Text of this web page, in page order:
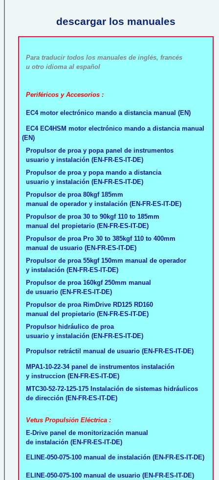
descargar los manuales
Para traducir todos los manuales de inglés, francés
u otro idioma al español
Periféricos y Accesorios :
EC4 motor electrónico mando a distancia manual (EN)
EC4 EC4HSM motor electrónico mando a distancia manual
(EN)
Propulsor de proa y popa panel de instrumentos
usuario y instalación (EN-FR-ES-IT-DE)
Propulsor de proa y popa mando a distancia
usuario y instalación (EN-FR-ES-IT-DE)
Propulsor de proa 80kgf 185mm
manual de operador y instalación (EN-FR-ES-IT-DE)
Propulsor de proa 30 to 90kgf 110 to 185mm
manual del propietario (EN-FR-ES-IT-DE)
Propulsor de proa Pro 30 to 385kgf 110 to 400mm
manual de usuario (EN-FR-ES-IT-DE)
Propulsor de proa 55kgf 150mm manual de operador
y instalación (EN-FR-ES-IT-DE)
Propulsor de proa 160kgf 250mm manual
de usuario (EN-FR-ES-IT-DE)
Propulsor de proa RimDrive RD125 RD160
manual del propietario (EN-FR-ES-IT-DE)
Propulsor hidráulico de proa
usuario y instalación (EN-FR-ES-IT-DE)
Propulsor retráctil manual de usuario (EN-FR-ES-IT-DE)
MPA1-10-22-34 panel de instrumentos instalación
y instruccion (EN-FR-ES-IT-DE)
MTC30-52-72-125-175 Instalación de sistemas hidráulicos
de dirección (EN-FR-ES-IT-DE)
Vetus Propulsión Eléctrica :
E-Drive panel de monitorización manual
de instalación (EN-FR-ES-IT-DE)
ELINE-050-075-100 manual de instalación (EN-FR-ES-IT-DE)
ELINE-050-075-100 manual de usuario (EN-FR-ES-IT-DE)